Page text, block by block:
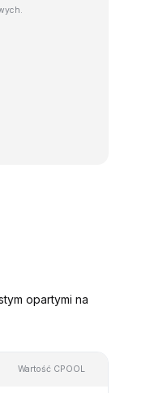
opartymi na
Wartość CPOOL